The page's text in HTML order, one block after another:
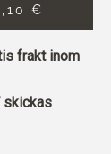
€
frakt inom
skickas